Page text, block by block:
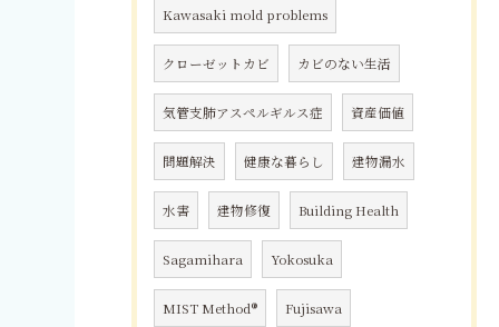
Kawasaki mold problems
クローゼットカビ カビのない生活
気管支肺アスペルギルス症 資産価値
問題解決 健康な暮らし 建物漏水
水害 建物修復 Building Health
Sagamihara Yokosuka
MIST Method® Fujisawa